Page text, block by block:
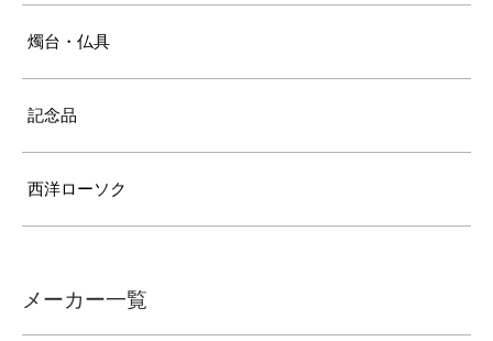
燭台・仏具
記念品
西洋ローソク
メーカー一覧